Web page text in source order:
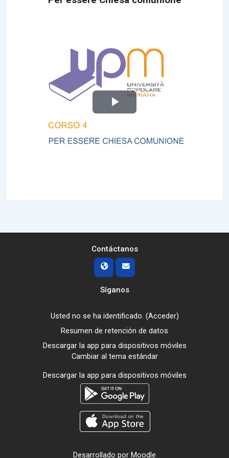
Reproducir
Contáctanos
Síganos
Usted no se ha identificado. (Acceder)
Resumen de retención de datos
Descargar la app para dispositivos móviles
Cambiar al tema estándar
Descargar la app para dispositivos móviles
Desarrollado por Moodle